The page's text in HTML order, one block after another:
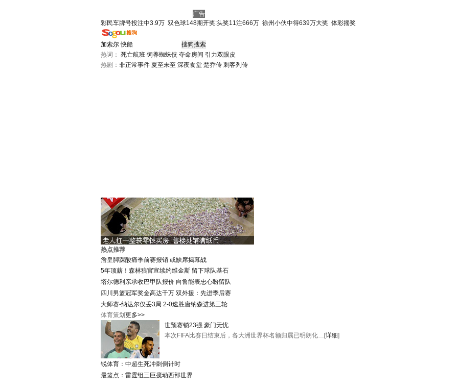
广告
彩民车牌号投注中3.9万 双色球148期开奖:头奖11注666万 徐州小伙中得639万大奖 体彩摇奖
热词： 死亡航班 饲养蜘蛛侠 夺命房间 引力双眼皮
热剧： 非正常事件 夏至未至 深夜食堂 楚乔传 刺客列传
热点推荐
詹皇脚踝酸痛季前赛报销 或缺席揭幕战
5年顶薪！森林狼官宣续约维金斯 留下球队基石
塔尔德利亲承收巴甲队报价 向鲁能表忠心盼留队
四川男篮冠军奖金高达千万 双外援：先进季后赛
大师赛-纳达尔仅丢3局 2-0速胜唐纳森进第三轮
体育策划 更多>>
世预赛锁23强 豪门无忧
本次FIFA比赛日结束后，各大洲世界杯名额归属已明朗化… [详细]
锐体育 ： 中超生死冲刺倒计时
最篮点 ： 雷霆组三巨搅动西部世界